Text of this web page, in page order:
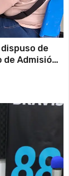
de
Admisión